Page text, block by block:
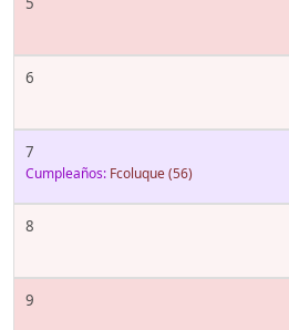
6
7
Cumpleaños: Fcoluque(56)
8
9